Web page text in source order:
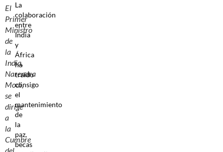
El
Primer
Ministro
de
la
India,
Narendra
Modi,
se
dirige
a
la
Cumbre
La
colaboración
entre
India
y
África
ha
traído
consigo
el
mantenimiento
de
la
paz,
becas